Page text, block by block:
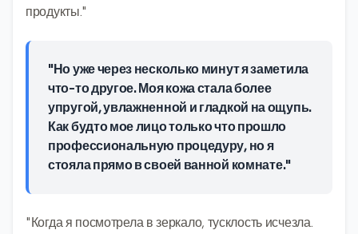
продукты."
"Но уже через несколько минут я заметила
что-то другое. Моя кожа стала более
упругой, увлажненной и гладкой на ощупь.
Как будто мое лицо только что прошло
профессиональную процедуру, но я
стояла прямо в своей ванной комнате."
"Когда я посмотрела в зеркало, тусклость исчезла.